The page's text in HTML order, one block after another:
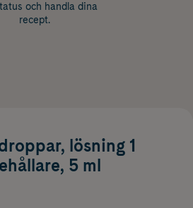
och handla dina
recept.
lösning 1
5 ml